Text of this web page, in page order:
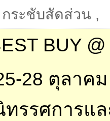
กระชับสัดส่วน ,
BUY @
28 ตุลาค
รรศการแล